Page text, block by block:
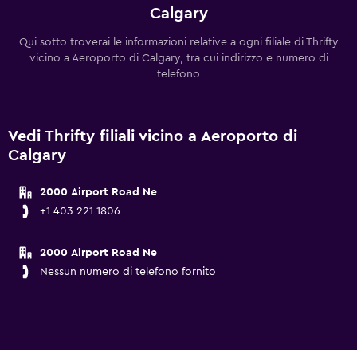
Calgary
Qui sotto troverai le informazioni relative a ogni filiale di Thrifty
vicino a Aeroporto di Calgary, tra cui indirizzo e numero di
telefono
Vedi Thrifty filiali vicino a Aeroporto di
Calgary
2000 Airport Road Ne
+1 403 221 1806
2000 Airport Road Ne
Nessun numero di telefono fornito